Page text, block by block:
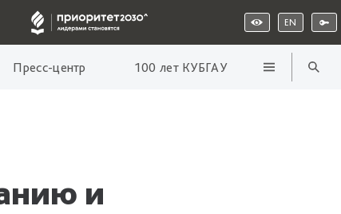
EN
Пресс-центр 100 лет КУБГАУ
и